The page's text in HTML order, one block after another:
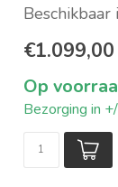
Beschikbaar
€1.099,00
Op
Bezorging in